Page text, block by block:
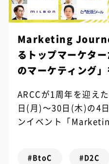
Marketing
るトップマーケタ
のマーケティング」
ARCCが1周年を迎え
日(月)～30日(木)の4
ンイベント「
#BtoC #D2C